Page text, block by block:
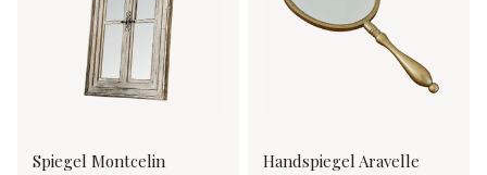
Spiegel Montcelin Handspiegel Aravelle